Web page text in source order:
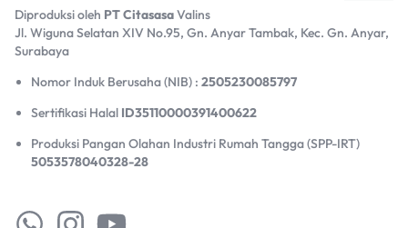
Diproduksi oleh PT CitasasaValins
Jl. Wiguna Selatan XIV No.95, Gn. Anyar Tambak, Kec. Gn. Anyar,
Surabaya​
Nomor Induk Berusaha (NIB) :2505230085797
Sertifikasi Halal ID35110000391400622
Produksi Pangan Olahan Industri Rumah Tangga (SPP-IRT)
5053578040328-28